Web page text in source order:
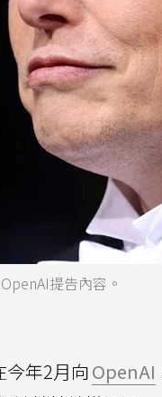
提告內容。
今年2月向OpenAI